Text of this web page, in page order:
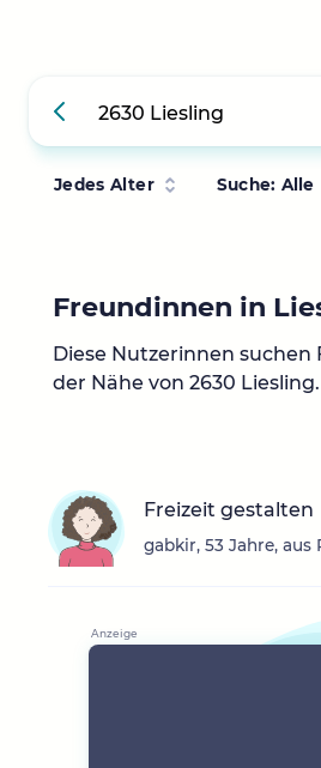
Jedes Alter Suche: Alle
Freundinnen in
Diese Nutzerinnen suchen
der Nähe von 2630 Liesling.
Freizeit gestalten
gabkir, 53 Jahre, aus